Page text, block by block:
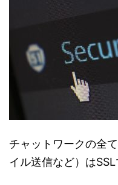
チャットワークの全
イル送信など）は